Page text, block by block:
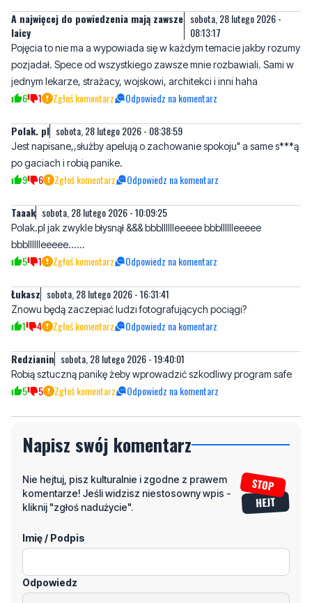
pozjadał. Spece od wszystkiego zawsze mnie rozbawiali. Sami w
jednym lekarze, strażacy, wojskowi, architekci i inni haha
6 1 Zgłoś komentarz Odpowiedz na komentarz
Polak. pl sobota, 28 lutego 2026 - 08:38:59
Jest napisane,,służby apelują o zachowanie spokoju" a same s***ą
9 6 Zgłoś komentarz Odpowiedz na komentarz
Taaak sobota, 28 lutego 2026 - 10:09:25
Polak.pl jak zwykle błysnął &&& bbblllllleeeee bbblllllleeeee
5 1 Zgłoś komentarz Odpowiedz na komentarz
Łukasz sobota, 28 lutego 2026 - 16:31:41
Znowu będą zaczepiać ludzi fotografujących pociągi?
Redzianin sobota, 28 lutego 2026 - 19:40:01
Robią sztuczną panikę żeby wprowadzić szkodliwy program safe
Napisz swój komentarz
komentarze! Jeśli widzisz niestosowny wpis -
kliknij "zgłoś nadużycie".
Imię / Podpis
Odpowiedz
Wiadomość